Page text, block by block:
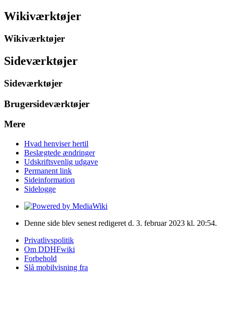
Wikiværktøjer
Wikiværktøjer
Sideværktøjer
Sideværktøjer
Brugersideværktøjer
Mere
Hvad henviser hertil
Beslægtede ændringer
Udskriftsvenlig udgave
Permanent link
Sideinformation
Sidelogge
Denne side blev senest redigeret d. 3. februar 2023 kl. 20:54.
Privatlivspolitik
Om DDHFwiki
Forbehold
Slå mobilvisning fra